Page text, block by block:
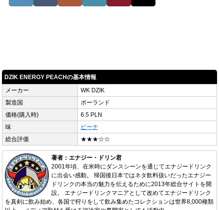
DZIK ENERGY PEACHの基本情報
メーカー
WK DZIK
製造国
ポーランド
価格(購入時)
6.5 PLN
味
ピーチ
総合評価
★★★☆☆
著者：エナジー・ドリン君
2001年頃、在米時にダンスシーンを通じてエナジードリンク
に出会い感動。 帰国後日本ではネタ飲料扱いだったエナジー
ドリンクの本当の魅力を伝えるために2013年総合サイトを開
設。 エナジードリンクマニアとして改めてエナジードリンク
を真剣に飲み始め、各国で狩りをして飲み集めたコレクションは世界8,000種類